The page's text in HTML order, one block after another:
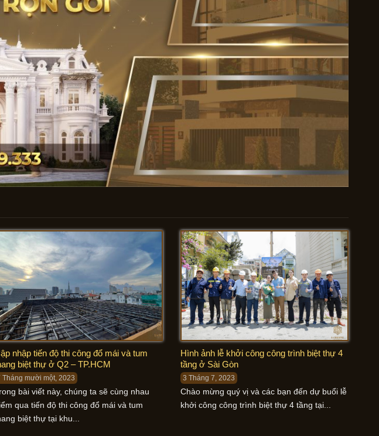
nhập tiến độ thi công đổ mái và tum
biệt thự ở Q2 – TP.HCM
Tháng mười một, 2023
bài viết này, chúng ta sẽ cùng nhau
qua tiến độ thi công đổ mái và tum
biệt thự tại khu...
Hình ảnh lễ khởi công công trình biệt thự 4
tầng ở Sài Gòn
3 Tháng 7, 2023
Chào mừng quý vị và các bạn đến dự buổi lễ
khởi công công trình biệt thự 4 tầng tại...